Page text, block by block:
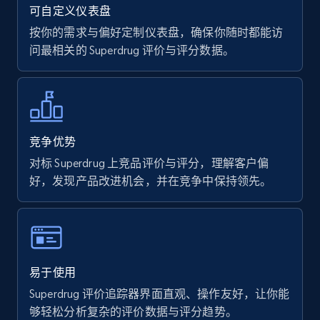
rating object, Product rating max, Rating,
Author name, Asin, and more.
URL, Final price, Sku, Currency, Gtin,
Specifications, Image urls, Top reviews, and
more.
5.6K+
Walmart - products - Find new products by
using specific category URL
可自定义仪表盘
按你的需求与偏好定制仪表盘，确保你随时都能访
问最相关的 Superdrug 评价与评分数据。
竞争优势
对标 Superdrug 上竞品评价与评分，理解客户偏
好，发现产品改进机会，并在竞争中保持领先。
易于使用
Superdrug 评价追踪器界面直观、操作友好，让你能
够轻松分析复杂的评价数据与评分趋势。